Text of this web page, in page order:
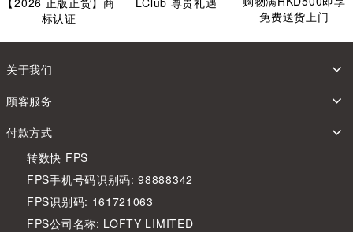
标认证
免费送货上门
关于我们
顾客服务
付款方式
转数快 FPS
FPS手机号码识别码: 98888342
FPS识别码: 161721063
FPS公司名称: LOFTY LIMITED